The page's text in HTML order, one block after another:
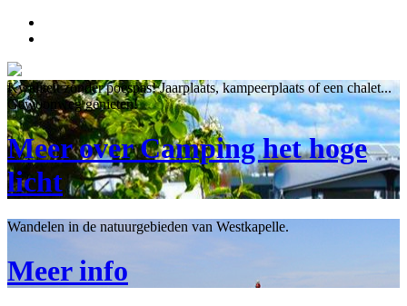
Kwaliteit zonder poespas! Jaarplaats, kampeerplaats of een chalet...
Gewoonweg genieten!
Meer over Camping het hoge
licht
Wandelen in de natuurgebieden van Westkapelle.
Meer info